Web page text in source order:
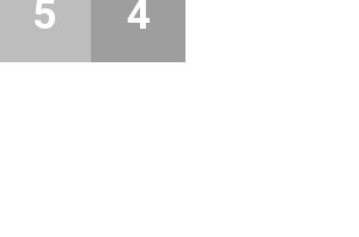
5 4